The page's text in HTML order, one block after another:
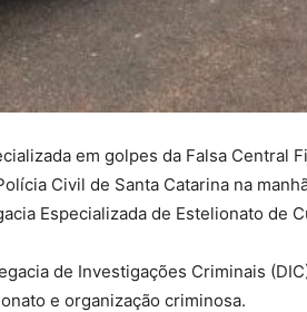
em golpes da Falsa Central
Civil de Santa Catarina na
Especializada de Estelionato de
de Investigações Criminais
e organização criminosa.